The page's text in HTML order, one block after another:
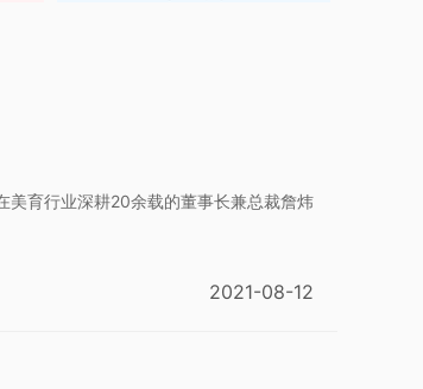
美育行业深耕20余载的董事长兼总裁詹炜
2021-08-12